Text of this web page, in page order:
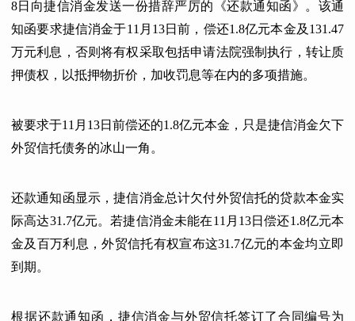
8日向捷信消金发送一份措辞严厉的《还款通知函》。该通
知函要求捷信消金于11月13日前，偿还1.8亿元本金及131.47
万元利息，否则将有权采取包括申请法院强制执行，转让质
押债权，以抵押物折价，加收罚息等在内的多项措施。
被要求于11月13日前偿还的1.8亿元本金，只是捷信消金欠下
外贸信托债务的冰山一角。
还款通知函显示，捷信消金总计欠付外贸信托的贷款本金实
际高达31.7亿元。若捷信消金未能在11月13日偿还1.8亿元本
金及百万利息，外贸信托有权宣布这31.7亿元的本金均立即
到期。
根据还款通知函，捷信消金与外贸信托签订了合同编号为